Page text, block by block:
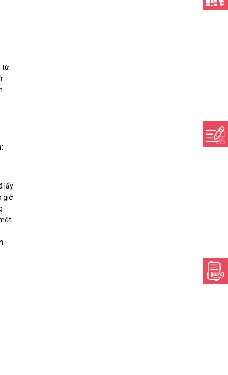
từ
lấy
giờ